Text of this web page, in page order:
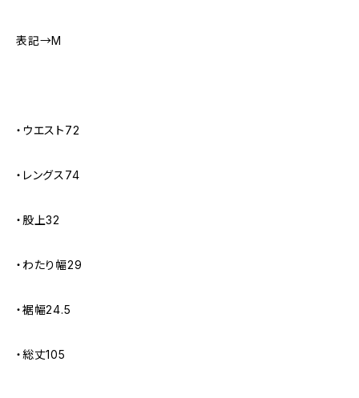
表記→M
・ウエスト72
・レングス74
・股上32
・わたり幅29
・裾幅24.5
・総丈105